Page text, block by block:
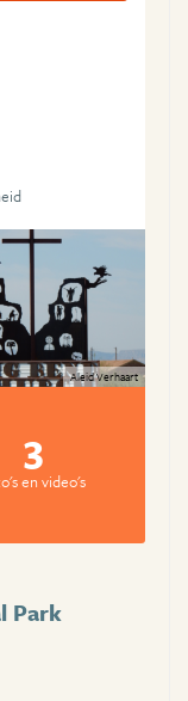
Aleid Verhaart
3
en video's
Park